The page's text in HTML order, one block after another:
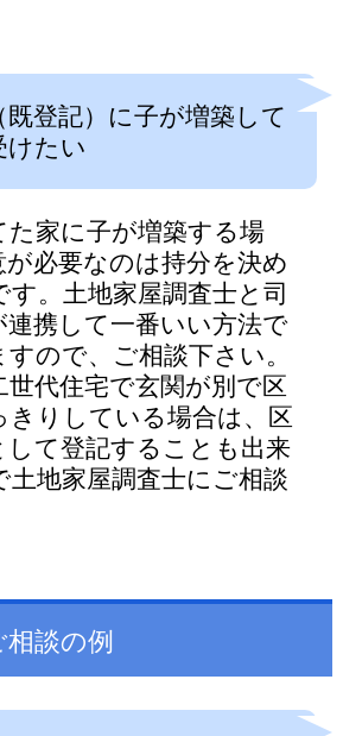
既登記）に子が増築して
けたい
た家に子が増築する場
が必要なのは持分を決め
す。土地家屋調査士と司
連携して一番いい方法で
ので、ご相談下さい。
世代住宅で玄関が別で区
きりしている場合は、区
して登記することも出来
土地家屋調査士にご相談
談の例